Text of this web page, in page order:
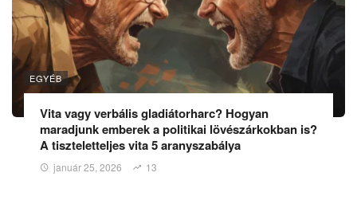
EGYÉB
Vita vagy verbális gladiátorharc? Hogyan
maradjunk emberek a politikai lövészárkokban is?
A tiszteletteljes vita 5 aranyszabálya
január 25, 2026 13